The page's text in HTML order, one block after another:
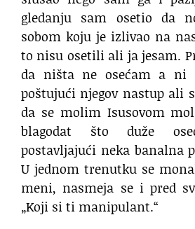
gledanju sam osetio da
sobom koju je izlivao na
to nisu osetili ali ja jesam.
da ništa ne osećam a ni
poštujući njegov nastup ali
da se molim Isusovom
blagodat što duže
postavljajući neka banalna
U jednom trenutku se
meni, nasmeja se i pred
„Koji si ti manipulant.“